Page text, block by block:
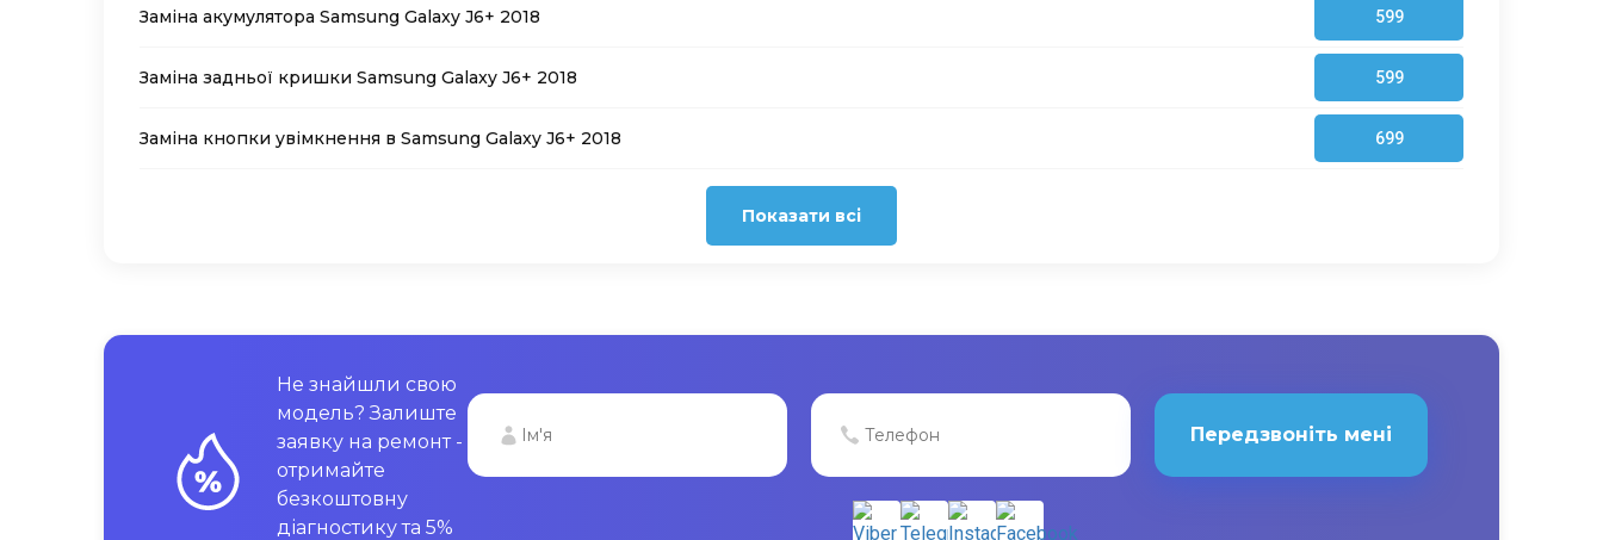
Заміна акумулятора Samsung Galaxy J6+ 2018 599
Заміна задньої кришки Samsung Galaxy J6+ 2018 599
Заміна кнопки увімкнення в Samsung Galaxy J6+ 2018 699
Показати всі
Не знайшли свою
модель? Залиште
заявку на ремонт -
отримайте
безкоштовну
діагностику та 5%
Передзвоніть мені